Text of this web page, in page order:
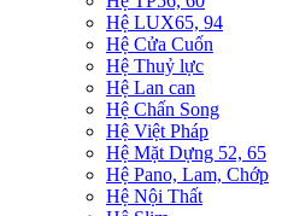
Hệ LUX65, 94
Hệ Cửa Cuốn
Hệ Thuỷ lực
Hệ Lan can
Hệ Chấn Song
Hệ Việt Pháp
Hệ Mặt Dựng 52, 65
Hệ Pano, Lam, Chớp
Hệ Nội Thất